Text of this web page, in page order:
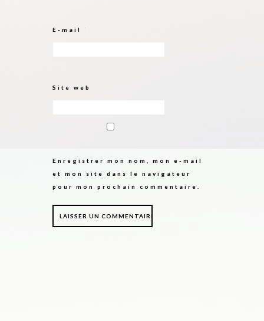
E-mail *
Site web
Enregistrer mon nom, mon e-mail
et mon site dans le navigateur
pour mon prochain commentaire.